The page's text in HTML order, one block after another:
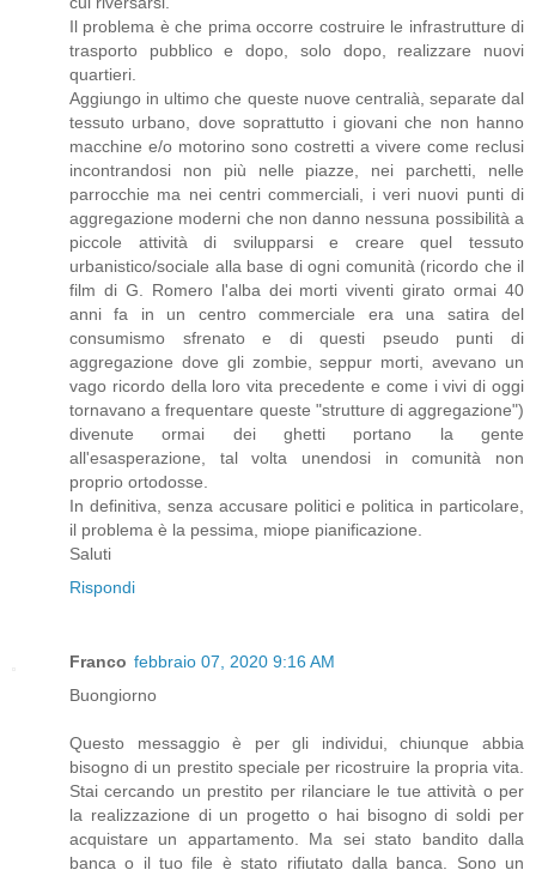
Il problema è che prima occorre costruire le infrastrutture di
trasporto pubblico e dopo, solo dopo, realizzare nuovi
quartieri.
Aggiungo in ultimo che queste nuove centralià, separate dal
tessuto urbano, dove soprattutto i giovani che non hanno
macchine e/o motorino sono costretti a vivere come reclusi
incontrandosi non più nelle piazze, nei parchetti, nelle
parrocchie ma nei centri commerciali, i veri nuovi punti di
aggregazione moderni che non danno nessuna possibilità a
piccole attività di svilupparsi e creare quel tessuto
urbanistico/sociale alla base di ogni comunità (ricordo che il
film di G. Romero l'alba dei morti viventi girato ormai 40
anni fa in un centro commerciale era una satira del
consumismo sfrenato e di questi pseudo punti di
aggregazione dove gli zombie, seppur morti, avevano un
vago ricordo della loro vita precedente e come i vivi di oggi
tornavano a frequentare queste "strutture di aggregazione")
divenute ormai dei ghetti portano la gente
all'esasperazione, tal volta unendosi in comunità non
proprio ortodosse.
In definitiva, senza accusare politici e politica in particolare,
il problema è la pessima, miope pianificazione.
Saluti
Rispondi
Franco febbraio 07, 2020 9:16 AM
Buongiorno
Questo messaggio è per gli individui, chiunque abbia
bisogno di un prestito speciale per ricostruire la propria vita.
Stai cercando un prestito per rilanciare le tue attività o per
la realizzazione di un progetto o hai bisogno di soldi per
acquistare un appartamento. Ma sei stato bandito dalla
banca o il tuo file è stato rifiutato dalla banca. Sono un